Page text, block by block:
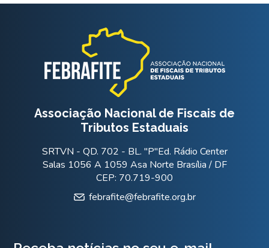
Associação Nacional de Fiscais de
Tributos Estaduais
SRTVN - QD. 702 - BL. "P"Ed. Rádio Center
Salas 1056 A 1059 Asa Norte Brasília / DF
CEP: 70.719-900
febrafite@febrafite.org.br